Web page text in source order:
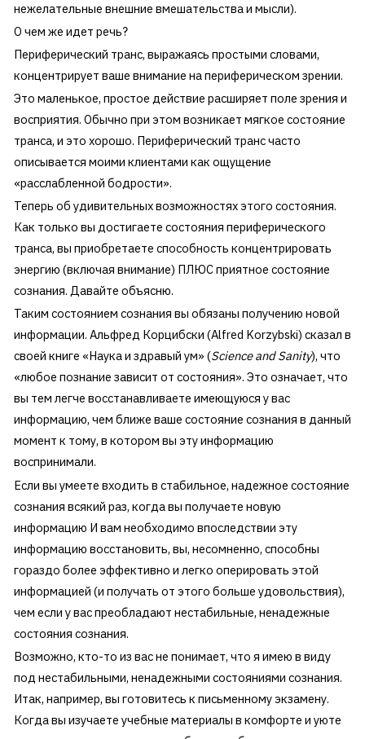
нежелательные внешние вмешательства и мысли).
О чем же идет речь?
Периферический транс, выражаясь простыми словами,
концентрирует ваше внимание на периферическом зрении.
Это маленькое, простое действие расширяет поле зрения и
восприятия. Обычно при этом возникает мягкое состояние
транса, и это хорошо. Периферический транс часто
описывается моими клиентами как ощущение
«расслабленной бодрости».
Теперь об удивительных возможностях этого состояния.
Как только вы достигаете состояния периферического
транса, вы приобретаете способность концентрировать
энергию (включая внимание) ПЛЮС приятное состояние
сознания. Давайте объясню.
Таким состоянием сознания вы обязаны получению новой
информации. Альфред Корцибски (Alfred Korzybski) сказал в
своей книге «Наука и здравый ум» (ScienceandSanity), что
«любое познание зависит от состояния». Это означает, что
вы тем легче восстанавливаете имеющуюся у вас
информацию, чем ближе ваше состояние сознания в данный
момент к тому, в котором вы эту информацию
воспринимали.
Если вы умеете входить в стабильное, надежное состояние
сознания всякий раз, когда вы получаете новую
информацию И вам необходимо впоследствии эту
информацию восстановить, вы, несомненно, способны
гораздо более эффективно и легко оперировать этой
информацией (и получать от этого больше удовольствия),
чем если у вас преобладают нестабильные, ненадежные
состояния сознания.
Возможно, кто-то из вас не понимает, что я имею в виду
под нестабильными, ненадежными состояниями сознания.
Итак, например, вы готовитесь к письменному экзамену.
Когда вы изучаете учебные материалы в комфорте и уюте